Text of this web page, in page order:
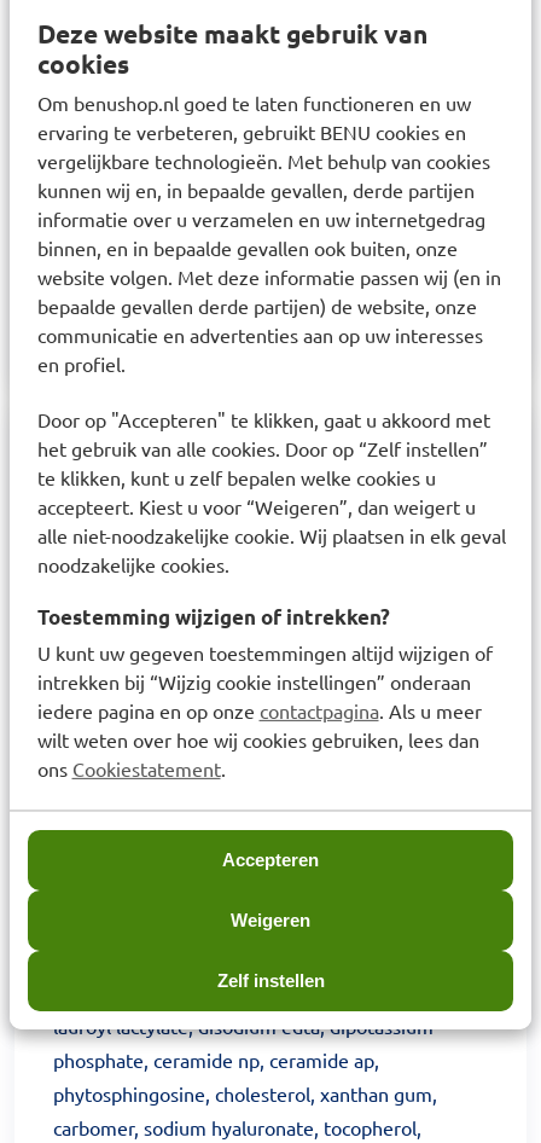
Deze website maakt gebruik van
cookies
Om benushop.nl goed te laten functioneren en uw
ervaring te verbeteren, gebruikt BENU cookies en
vergelijkbare technologieën. Met behulp van cookies
kunnen wij en, in bepaalde gevallen, derde partijen
informatie over u verzamelen en uw internetgedrag
binnen, en in bepaalde gevallen ook buiten, onze
website volgen. Met deze informatie passen wij (en in
bepaalde gevallen derde partijen) de website, onze
communicatie en advertenties aan op uw interesses
en profiel.
Door op "Accepteren" te klikken, gaat u akkoord met
het gebruik van alle cookies. Door op “Zelf instellen”
te klikken, kunt u zelf bepalen welke cookies u
accepteert. Kiest u voor “Weigeren”, dan weigert u
alle niet-noodzakelijke cookie. Wij plaatsen in elk geval
noodzakelijke cookies.
Toestemming wijzigen of intrekken?
U kunt uw gegeven toestemmingen altijd wijzigen of
intrekken bij “Wijzig cookie instellingen” onderaan
iedere pagina en op onze contactpagina. Als u meer
wilt weten over hoe wij cookies gebruiken, lees dan
ons Cookiestatement.
Accepteren
Weigeren
Zelf instellen
gezicht en lichaam, bevat deze rijke, niet-vette en
parfumvrije crème de gepatenteerde MVE
technologie. Deze technologie zorgt voor een
continue afgifte van hyaluronzuur en de drie
ceramiden gedurende de hele dag. Deze
verzorging is ook geschikt voor de gevoelige huid.
Gebruik:
Breng rijkelijk aan op een droge, schone huid.
Herhaal indien nodig
Samenstelling
Cleanser: Aqua / water, glycerin, cetearyl alcohol,
phenoxyethanol, stearyl alcohol, cetyl alcohol,
peg-40 stearate, behentrimonium methosulfate,
glyceryl stearate, polysorbate 20,
ethylhexylglycerin, potassium phosphate,
disodium edta, dipotassium phosphate, sodium
lauroyl lactylate, ceramide np, ceramide ap,
phytosphingosine, cholesterol, sodium
hyaluronate, xanthan gum, carbomer, tocopherol,
ceramide eop.
Dagcrème: Aqua/water, glycerin, cetearyl alcohol,
ceteareth-20, petrolatum, dimethicone,
potassium phosphate, ethylhexylglycerin, sodium
lauroyl lactylate, disodium edta, dipotassium
phosphate, ceramide np, ceramide ap,
phytosphingosine, cholesterol, xanthan gum,
carbomer, sodium hyaluronate, tocopherol,